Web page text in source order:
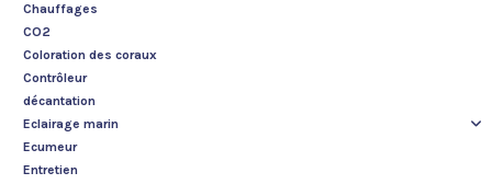
Chauffages
CO2
Coloration des coraux
Contrôleur
décantation
Eclairage marin
Ecumeur
Entretien